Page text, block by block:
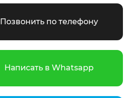
Позвонить по телефону
Написать в Whatsapp